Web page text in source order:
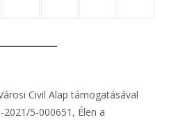
Civil Alap támogatásával
5-000651, Élen a